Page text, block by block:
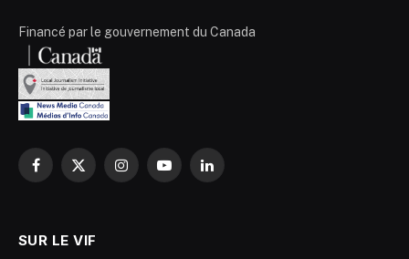
Financé par le gouvernement du Canada
Facebook
X
InstagramYouTubeLinkedIn
SUR LE VIF